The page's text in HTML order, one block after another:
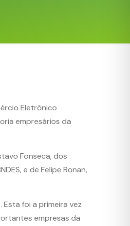
Eletrônico
empresários da
Fonseca, dos
e de Felipe Ronan,
foi a primeira vez
empresas da